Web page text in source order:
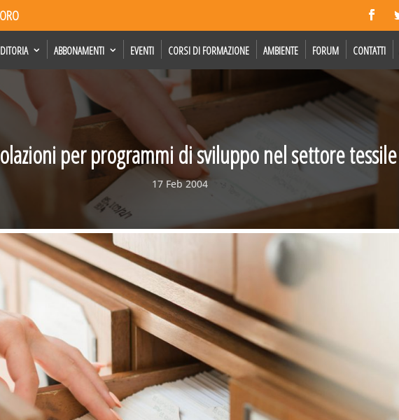
ABBONAMENTI EVENTI CORSI DI FORMAZIONE AMBIENTE FORUM CONTATTI
per programmi di sviluppo nel settore tessile
17 Feb 2004